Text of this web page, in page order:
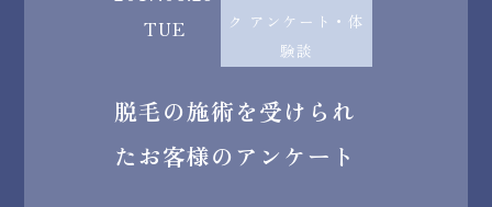
TUE
ク アンケート・体
験談
脱毛の施術を受けられ
たお客様のアンケート